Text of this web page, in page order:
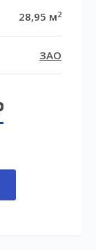
28,95 м2
ЗАО